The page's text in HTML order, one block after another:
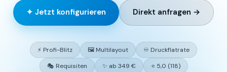
✦ Jetzt konfigurieren Direkt anfragen →
⚡ Profi-Blitz 🖼️ Multilayout
♾️ Druckflatrate
🎭 Requisiten
✨ ab 349 € ⭐ 5,0 (118)